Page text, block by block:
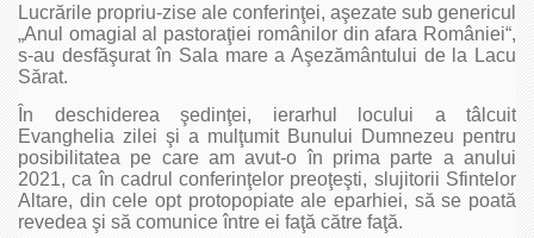
Lucrările propriu-zise ale conferinţei, aşezate sub genericul
„Anul omagial al pastoraţiei românilor din afara României“,
s-au desfăşurat în Sala mare a Aşezământului de la Lacu
Sărat.
În deschiderea şedinţei, ierarhul locului a tâlcuit
Evanghelia zilei şi a mulţumit Bunului Dumnezeu pentru
posibilitatea pe care am avut-o în prima parte a anului
2021, ca în cadrul conferinţelor preoţeşti, slujitorii Sfintelor
Altare, din cele opt protopopiate ale eparhiei, să se poată
revedea şi să comunice între ei faţă către faţă.